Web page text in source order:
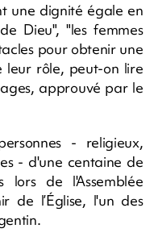
une dignité égale en
Dieu", "les femmes
pour obtenir une
leur rôle, peut-on lire
approuvé par le
- religieux,
- d'une centaine de
de l'Assemblée
de l’Église, l'un des